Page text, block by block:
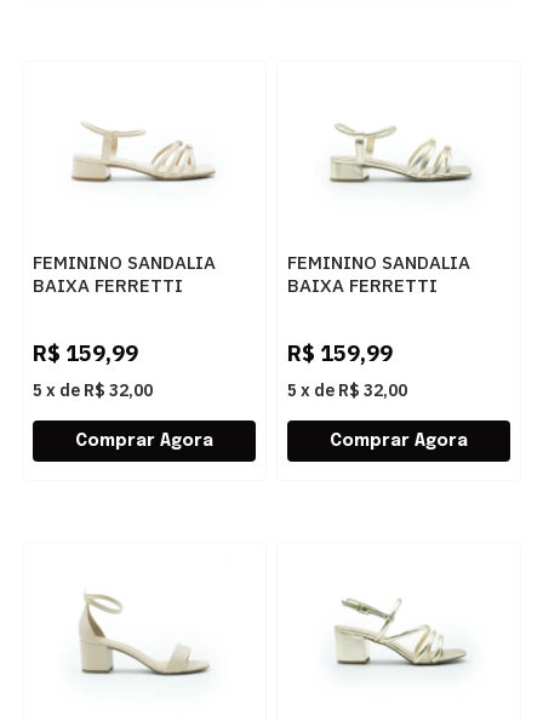
FEMININO SANDALIA
BAIXA FERRETTI
R$ 159,99
5 x de R$ 32,00
FEMININO SANDALIA
BAIXA FERRETTI
R$ 159,99
5 x de R$ 32,00